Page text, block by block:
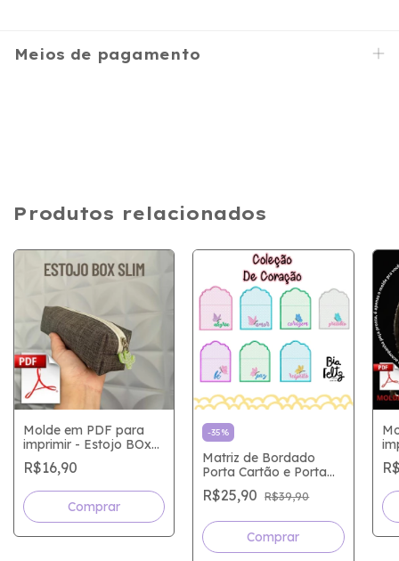
Meios de pagamento
Produtos relacionados
Molde em PDF para
imprimir - Estojo BOx
Slim
R$16,90
-35%
Matriz de Bordado
Porta Cartão e Porta
Documentos " DE
CORAÇÃO "
R$25,90 R$39,90